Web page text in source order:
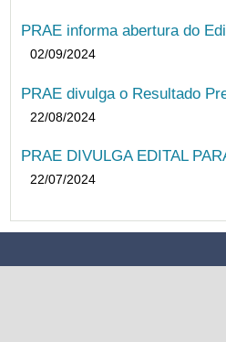
PRAE informa abertura do
02/09/2024
PRAE divulga o Resultado
22/08/2024
PRAE DIVULGA EDITAL
22/07/2024